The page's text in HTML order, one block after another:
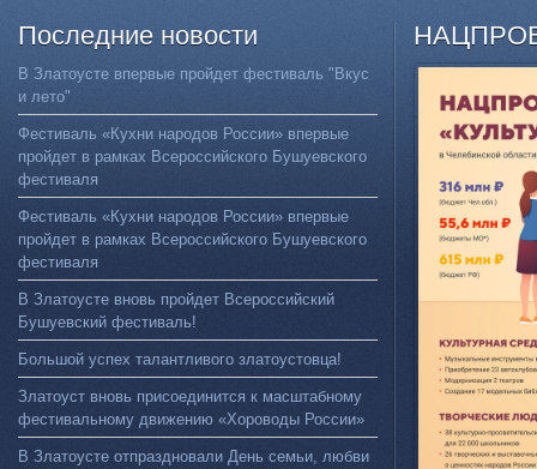
Последние новости
В Златоусте впервые пройдет фестиваль "Вкус
и лето"
Фестиваль «Кухни народов России» впервые
пройдет в рамках Всероссийского Бушуевского
фестиваля
Фестиваль «Кухни народов России» впервые
пройдет в рамках Всероссийского Бушуевского
фестиваля
В Златоусте вновь пройдет Всероссийский
Бушуевский фестиваль!
Большой успех талантливого златоустовца!
Златоуст вновь присоединится к масштабному
фестивальному движению «Хороводы России»
В Златоусте отпраздновали День семьи, любви